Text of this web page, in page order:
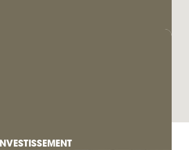
À VENDRE
INVESTISSEMENT